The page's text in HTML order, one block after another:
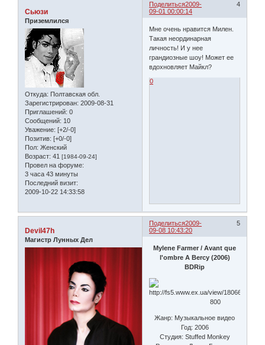
Поделиться 4
2009-
09-01 00:00:14
Сьюзи
Приземлился
Откуда: Полтавская обл.
Зарегистрирован: 2009-08-31
Приглашений: 0
Сообщений: 10
Уважение: [+2/-0]
Позитив: [+0/-0]
Пол: Женский
Возраст: 41 [1984-09-24]
Провел на форуме:
3 часа 43 минуты
Последний визит:
2009-10-22 14:33:58
Мне очень нравится Милен.
Такая неординарная
личность! И у нее
грандиозные шоу! Может ее
вдохновляет Майкл?
0
Поделиться 5
2009-
09-08 10:43:20
Devil47h
Магистр Лунных Дел
Mylene Farmer / Avant que
l'ombre A Bercy (2006)
BDRip
Жанр: Музыкальное видео
Год: 2006
Студия: Stuffed Monkey